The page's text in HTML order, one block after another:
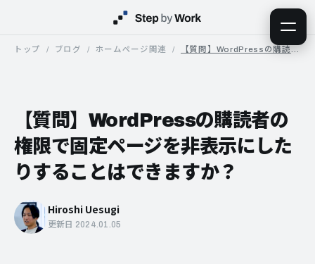
トップ ブログ ホームページ関連
【質問】WordPressの購読者の
権限で固定ページを非表示にした
りすることはできますか？
Hiroshi Uesugi
更新日 2024.01.05